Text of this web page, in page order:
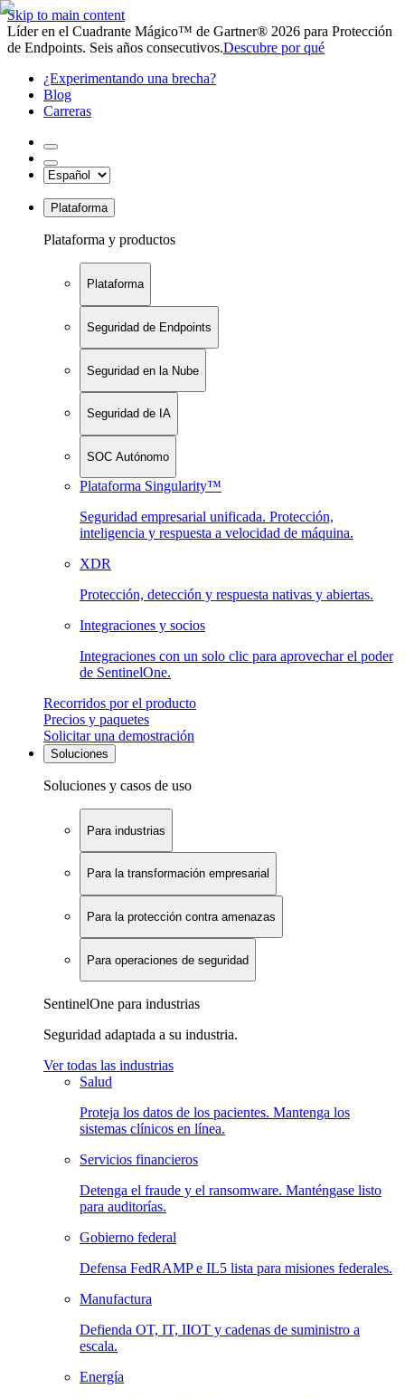
Skip to main content
Líder en el Cuadrante Mágico™ de Gartner® 2026 para Protección
de Endpoints. Seis años consecutivos.Descubre por qué
¿Experimentando una brecha?
Blog
Carreras
Plataforma
Plataforma y productos
Plataforma
Seguridad de Endpoints
Seguridad en la Nube
Seguridad de IA
SOC Autónomo
Plataforma Singularity™
Seguridad empresarial unificada. Protección,
inteligencia y respuesta a velocidad de máquina.
XDR
Protección, detección y respuesta nativas y abiertas.
Integraciones y socios
Integraciones con un solo clic para aprovechar el poder
de SentinelOne.
Recorridos por el producto
Precios y paquetes
Solicitar una demostración
Soluciones
Soluciones y casos de uso
Para industrias
Para la transformación empresarial
Para la protección contra amenazas
Para operaciones de seguridad
SentinelOne para industrias
Seguridad adaptada a su industria.
Ver todas las industrias
Salud
Proteja los datos de los pacientes. Mantenga los
sistemas clínicos en línea.
Servicios financieros
Detenga el fraude y el ransomware. Manténgase listo
para auditorías.
Gobierno federal
Defensa FedRAMP e IL5 lista para misiones federales.
Manufactura
Defienda OT, IT, IIOT y cadenas de suministro a
escala.
Energía